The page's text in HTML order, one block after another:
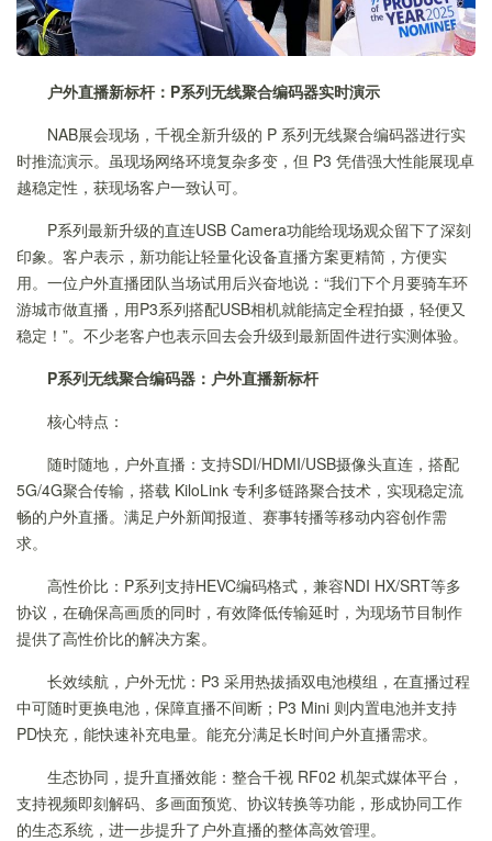
户外直播新标杆 ： P系列无线聚合编码器实时演示
NAB展会现场，千视全新升级的 P 系列无线聚合编码器进行实
时推流演示。虽现场网络环境复杂多变，但 P3 凭借强大性能展现卓
越稳定性，获现场客户一致认可。
P系列最新升级的直连USB Camera功能给现场观众留下了深刻
印象。客户表示，新功能让轻量化设备直播方案更精简，方便实
用。一位户外直播团队当场试用后兴奋地说：“我们下个月要骑车环
游城市做直播，用P3系列搭配USB相机就能搞定全程拍摄，轻便又
稳定！”。不少老客户也表示回去会升级到最新固件进行实测体验。
P系列无线聚合编码器：户外直播新标杆
核心特点：
随时随地，户外直播：支持SDI/HDMI/USB摄像头直连，搭配
5G/4G聚合传输，搭载 KiloLink 专利多链路聚合技术，实现稳定流
畅的户外直播。满足户外新闻报道、赛事转播等移动内容创作需
求。
高性价比：P系列支持HEVC编码格式，兼容NDI HX/SRT等多
协议，在确保高画质的同时，有效降低传输延时，为现场节目制作
提供了高性价比的解决方案。
长效续航，户外无忧：P3 采用热拔插双电池模组，在直播过程
中可随时更换电池，保障直播不间断；P3 Mini 则内置电池并支持
PD快充，能快速补充电量。能充分满足长时间户外直播需求。
生态协同，提升直播效能：整合千视 RF02 机架式媒体平台，
支持视频即刻解码、多画面预览、协议转换等功能，形成协同工作
的生态系统，进一步提升了户外直播的整体高效管理。